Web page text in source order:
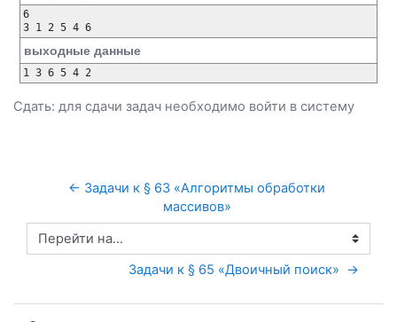
6
выходные данные
Сдать: для сдачи задач необходимо войти в систему
← Задачи к § 63 «Алгоритмы обработки
массивов»
Перейти на...
Задачи к § 65 «Двоичный поиск»  →